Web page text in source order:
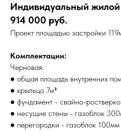
Индивидуальный
914 000 руб.
Проект площадью застройки
Комплектации:
Черновая:
● общая площадь внутренних
● крыльцо 7м²
● фундамент - свайно-
● несущие стены - газоблок
● перегородки - газоблок 100мм